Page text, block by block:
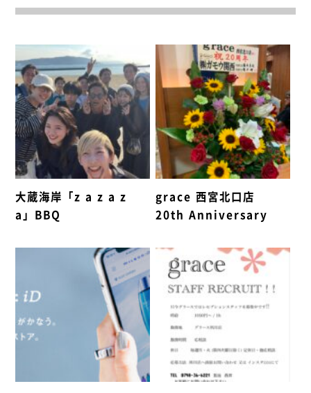
大蔵海岸「z a z a z
a」BBQ
grace 西宮北口店
20th Anniversary